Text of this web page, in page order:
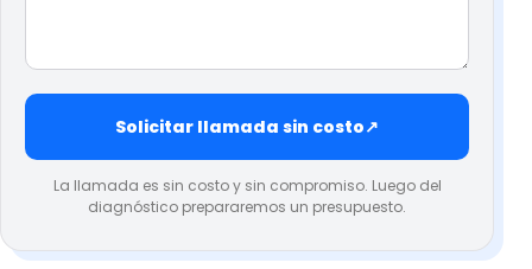
Solicitar llamada sin costo↗
La llamada es sin costo y sin compromiso. Luego del
diagnóstico prepararemos un presupuesto.